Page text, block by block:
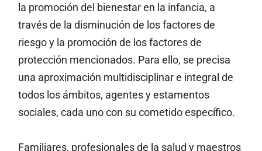
la promoción del bienestar en la infancia, a
través de la disminución de los factores de
riesgo y la promoción de los factores de
protección mencionados. Para ello, se precisa
una aproximación multidisciplinar e integral de
todos los ámbitos, agentes y estamentos
sociales, cada uno con su cometido específico.
Familiares, profesionales de la salud y maestros